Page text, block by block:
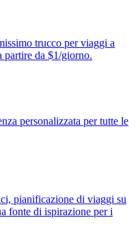
trucco per viaggi a
partire da $1/giorno.
personalizzata per tutte le
pianificazione di viaggi su
fonte di ispirazione per i